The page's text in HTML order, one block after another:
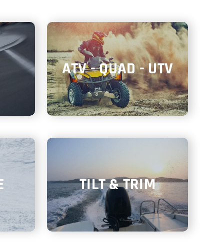
ATV - QUAD - UTV
TILT & TRIM